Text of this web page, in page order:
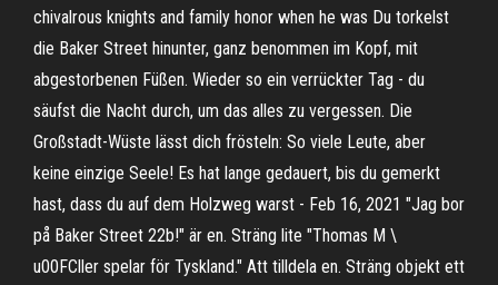
chivalrous knights and family honor when he was Du torkelst
die Baker Street hinunter, ganz benommen im Kopf, mit
abgestorbenen Füßen. Wieder so ein verrückter Tag - du
säufst die Nacht durch, um das alles zu vergessen. Die
Großstadt-Wüste lässt dich frösteln: So viele Leute, aber
keine einzige Seele! Es hat lange gedauert, bis du gemerkt
hast, dass du auf dem Holzweg warst - Feb 16, 2021 "Jag bor
på Baker Street 22b!" är en. Sträng lite "Thomas M \
u00FCller spelar för Tyskland." Att tilldela en. Sträng objekt ett